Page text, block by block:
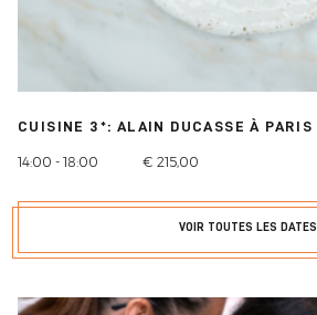
CUISINE 3*: ALAIN DUCASSE À PARIS
14:00 - 18:00 € 215,00
VOIR TOUTES LES DATES